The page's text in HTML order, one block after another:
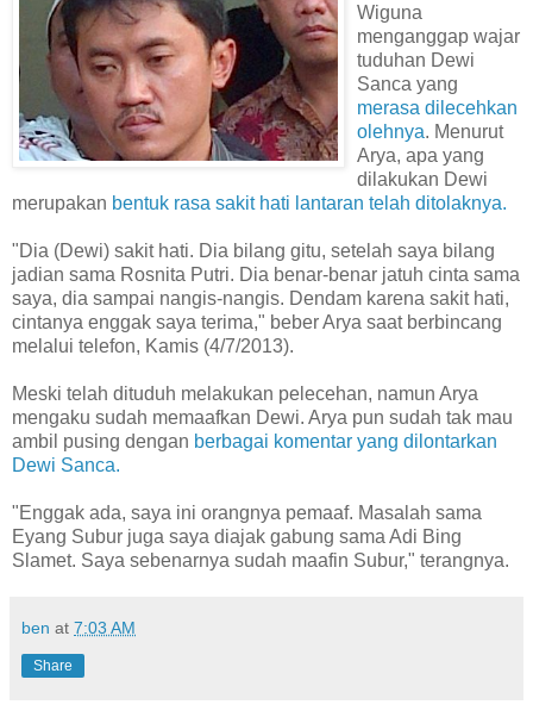
Wiguna
menganggap wajar
tuduhan Dewi
Sanca yang
merasa dilecehkan
olehnya. Menurut
Arya, apa yang
dilakukan Dewi
merupakan bentuk rasa sakit hati lantaran telah ditolaknya.
"Dia (Dewi) sakit hati. Dia bilang gitu, setelah saya bilang
jadian sama Rosnita Putri. Dia benar-benar jatuh cinta sama
saya, dia sampai nangis-nangis. Dendam karena sakit hati,
cintanya enggak saya terima," beber Arya saat berbincang
melalui telefon, Kamis (4/7/2013).
Meski telah dituduh melakukan pelecehan, namun Arya
mengaku sudah memaafkan Dewi. Arya pun sudah tak mau
ambil pusing dengan berbagai komentar yang dilontarkan
Dewi Sanca.
"Enggak ada, saya ini orangnya pemaaf. Masalah sama
Eyang Subur juga saya diajak gabung sama Adi Bing
Slamet. Saya sebenarnya sudah maafin Subur," terangnya.
ben at 7:03 AM
Share